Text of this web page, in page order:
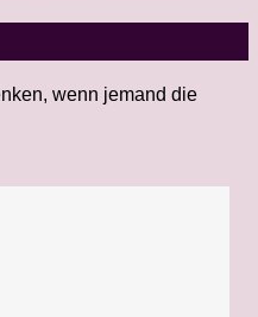
wenn jemand die